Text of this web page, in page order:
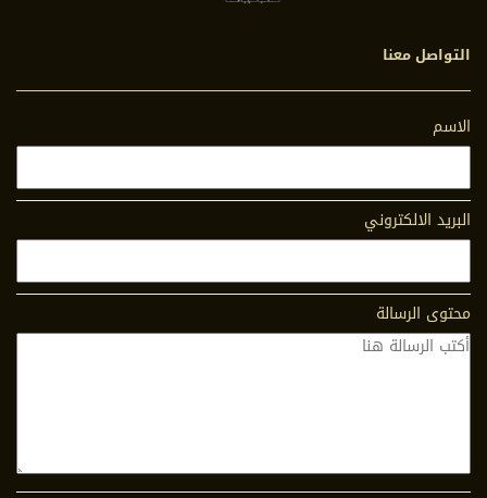
التواصل معنا
الاسم
البريد الالكتروني
محتوى الرسالة